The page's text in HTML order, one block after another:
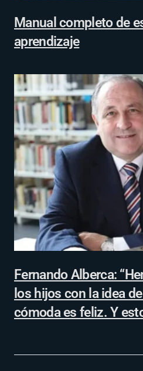
Manual completo de
aprendizaje
Fernando Alberca:
los hijos con la idea
cómoda es feliz. Y